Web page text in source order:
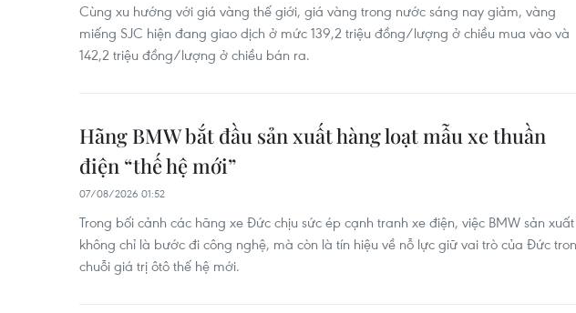
Cùng xu hướng với giá vàng thế giới, giá vàng trong nước sáng nay giảm, vàng
miếng SJC hiện đang giao dịch ở mức 139,2 triệu đồng/lượng ở chiều mua vào và
142,2 triệu đồng/lượng ở chiều bán ra.
Hãng BMW bắt đầu sản xuất hàng loạt mẫu xe thuần
điện “thế hệ mới”
07/08/2026 01:52
Trong bối cảnh các hãng xe Đức chịu sức ép cạnh tranh xe điện, việc BMW sản
không chỉ là bước đi công nghệ, mà còn là tín hiệu về nỗ lực giữ vai trò của Đức
chuỗi giá trị ôtô thế hệ mới.